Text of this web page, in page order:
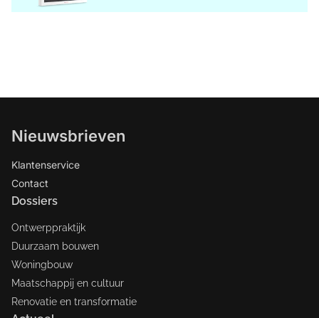
Nieuwsbrieven
Klantenservice
Contact
Dossiers
Ontwerppraktijk
Duurzaam bouwen
Woningbouw
Maatschappij en cultuur
Renovatie en transformatie